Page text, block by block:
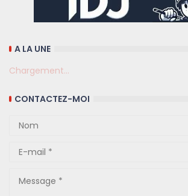
A LA UNE
Chargement...
CONTACTEZ-MOI